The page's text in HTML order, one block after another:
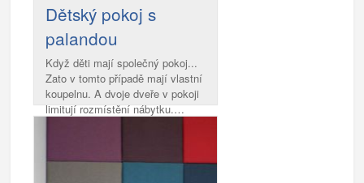
Dětský pokoj s
palandou
Když děti mají společný pokoj...
Zato v tomto případě mají vlastní
koupelnu. A dvoje dveře v pokoji
limitují rozmístění nábytku.…